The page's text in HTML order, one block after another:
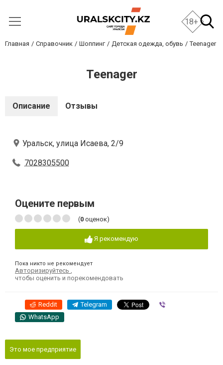
18+
Главная Справочник Шоппинг Детская одежда, обувь Teenager
Teenager
Описание Отзывы
Уральск, улица Исаева, 2/9
7028305500
Оцените первым
(0 оценок)
Я рекомендую
Пока никто не рекомендует
Авторизируйтесь
чтобы оценить и порекомендовать
Reddit Telegram
WhatsApp
Это мое предприятие